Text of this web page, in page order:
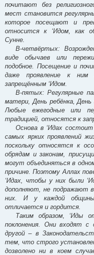
почитают без
мест становится
которое посещают и
относится к ‘Идом, как
Сунне.
В-четвёртых:
виде обычаев или
подобное. Посещение и
даже проявление к ним
запрещённым ‘Идом.
В-пятых: Регулярные
матери, День ребёнка, День
Любые ежегодные или
традицией, относятся к
Основа в ‘Идах
самых ярких проявлений
поскольку относятся к
обрядам и законам,
могут объединяться в
причине. Поэтому Аллах
‘Идах, чтобы у них были
дополняют, не подражают
них. И у каждой
отличается и гордится.
Таким образом, ‘Иды
поклонения. Они входят с
другой – в
тем, что строго
дозволено ни в коем